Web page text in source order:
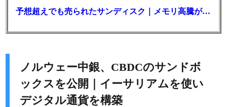
予想超えでも売られたサンディスク｜メモリ高騰がDePINにも波及か
ノルウェー中銀、CBDCのサンドボ
ックスを公開｜イーサリアムを使い
デジタル通貨を構築